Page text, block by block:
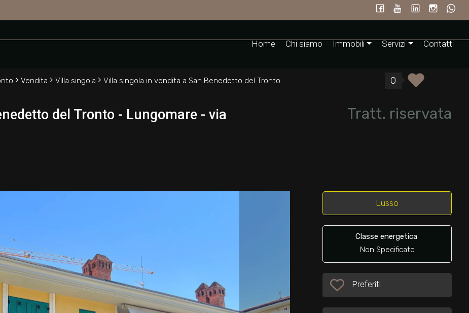
Home Chi siamo Immobili Servizi Contatti
› Vendita › Villa singola › Villa singola in vendita a San Benedetto del Tronto 0
del Tronto - Lungomare - via
Tratt. riservata
Lusso
Classe energetica:
Non Specificato
Preferiti: Cod. 33657
Preferiti